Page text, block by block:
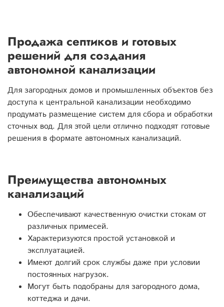
Продажа септиков и готовых
решений для создания
автономной канализации
Для загородных домов и промышленных объектов без
доступа к центральной канализации необходимо
продумать размещение систем для сбора и обработки
сточных вод. Для этой цели отлично подходят готовые
решения в формате автономных канализаций.
Преимущества автономных
канализаций
Обеспечивают качественную очистки стокам от
различных примесей.
Характеризуются простой установкой и
эксплуатацией.
Имеют долгий срок службы даже при условии
постоянных нагрузок.
Могут быть подобраны для загородного дома,
коттеджа и дачи.